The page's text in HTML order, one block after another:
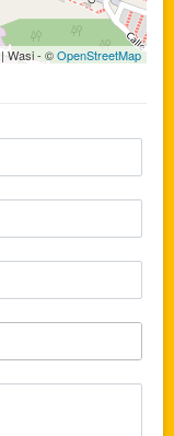
| Wasi - ©OpenStreetMap